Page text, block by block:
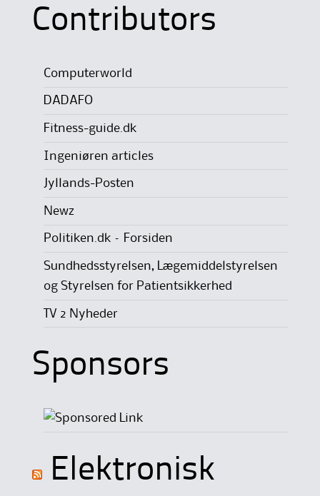
Contributors
Computerworld
DADAFO
Fitness-guide.dk
Ingeniøren articles
Jyllands-Posten
Newz
Politiken.dk – Forsiden
Sundhedsstyrelsen, Lægemiddelstyrelsen
og Styrelsen for Patientsikkerhed
TV 2 Nyheder
Sponsors
Elektronisk